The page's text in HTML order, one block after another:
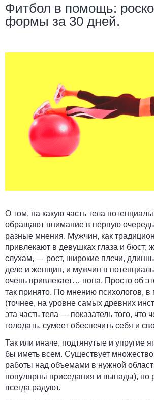
Фитбол в помощь:
формы за 30 дней.
О том, на какую часть тела
обращают внимание в первую
разные мнения. Мужчин, как
привлекают в девушках глаза и бюст;
слухам, — рост, широкие плечи,
деле и женщин, и мужчин в
очень привлекает… попа. Просто об
так принято. По мнению психологов, в
(точнее, на уровне самых древних
эта часть тела — показатель того, что
голодать, сумеет обеспечить себя и
Так или иначе, подтянутые и упругие
бы иметь всем. Существует
работы над объемами в нужной
популярны приседания и выпады), но
всегда радуют.